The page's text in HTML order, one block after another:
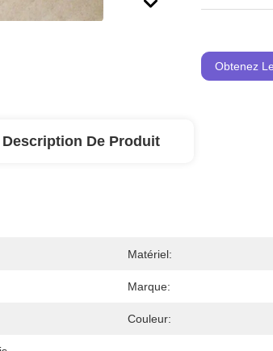
Obtenez
Description De Produit
Matériel:
Marque:
Couleur: